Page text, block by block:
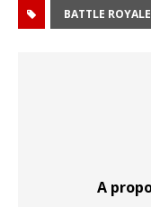
BATTLE ROYALE
A